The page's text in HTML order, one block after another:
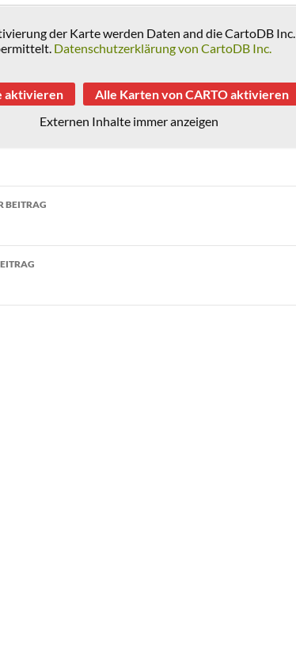
der Karte werden Daten and die CartoDB Inc.
Datenschutzerklärung von CartoDB Inc.
aktivieren
Alle Karten von CARTO aktivieren
Externen Inhalte immer anzeigen
BEITRAG